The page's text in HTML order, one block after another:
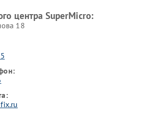
центра SuperMicro:
18